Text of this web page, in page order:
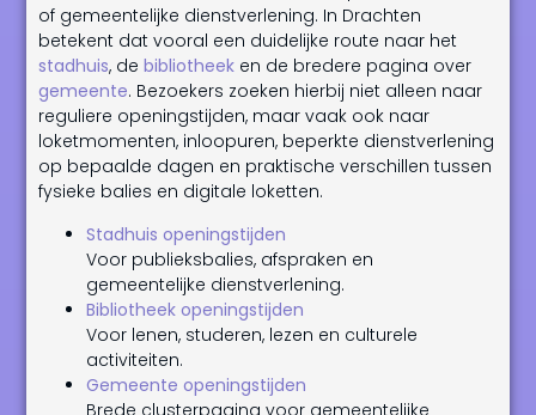
of gemeentelijke dienstverlening. In Drachten
betekent dat vooral een duidelijke route naar het
stadhuis, debibliotheek en de bredere pagina over
gemeente. Bezoekers zoeken hierbij niet alleen naar
reguliere openingstijden, maar vaak ook naar
loketmomenten, inloopuren, beperkte dienstverlening
op bepaalde dagen en praktische verschillen tussen
fysieke balies en digitale loketten.
Stadhuis openingstijden
Voor publieksbalies, afspraken en
gemeentelijke dienstverlening.
Bibliotheek openingstijden
Voor lenen, studeren, lezen en culturele
activiteiten.
Gemeente openingstijden
Brede clusterpagina voor gemeentelijke